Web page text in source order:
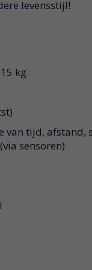
levensstijl!
kg
van tijd, afstand,
sensoren)